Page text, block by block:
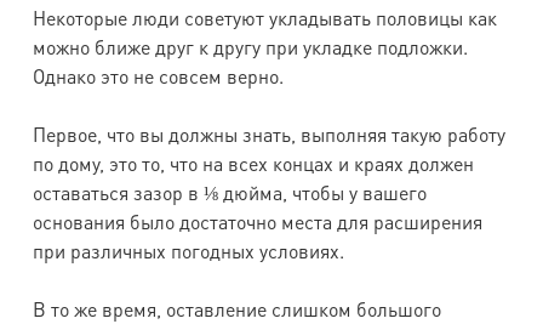
Некоторые люди советуют укладывать половицы как
можно ближе друг к другу при укладке подложки.
Однако это не совсем верно.
Первое, что вы должны знать, выполняя такую работу
по дому, это то, что на всех концах и краях должен
оставаться зазор в ⅛ дюйма, чтобы у вашего
основания было достаточно места для расширения
при различных погодных условиях.
В то же время, оставление слишком большого